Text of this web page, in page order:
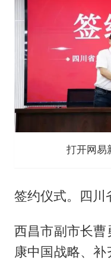
打开网易
签约仪式。四川
西昌市副市长
康中国战略、